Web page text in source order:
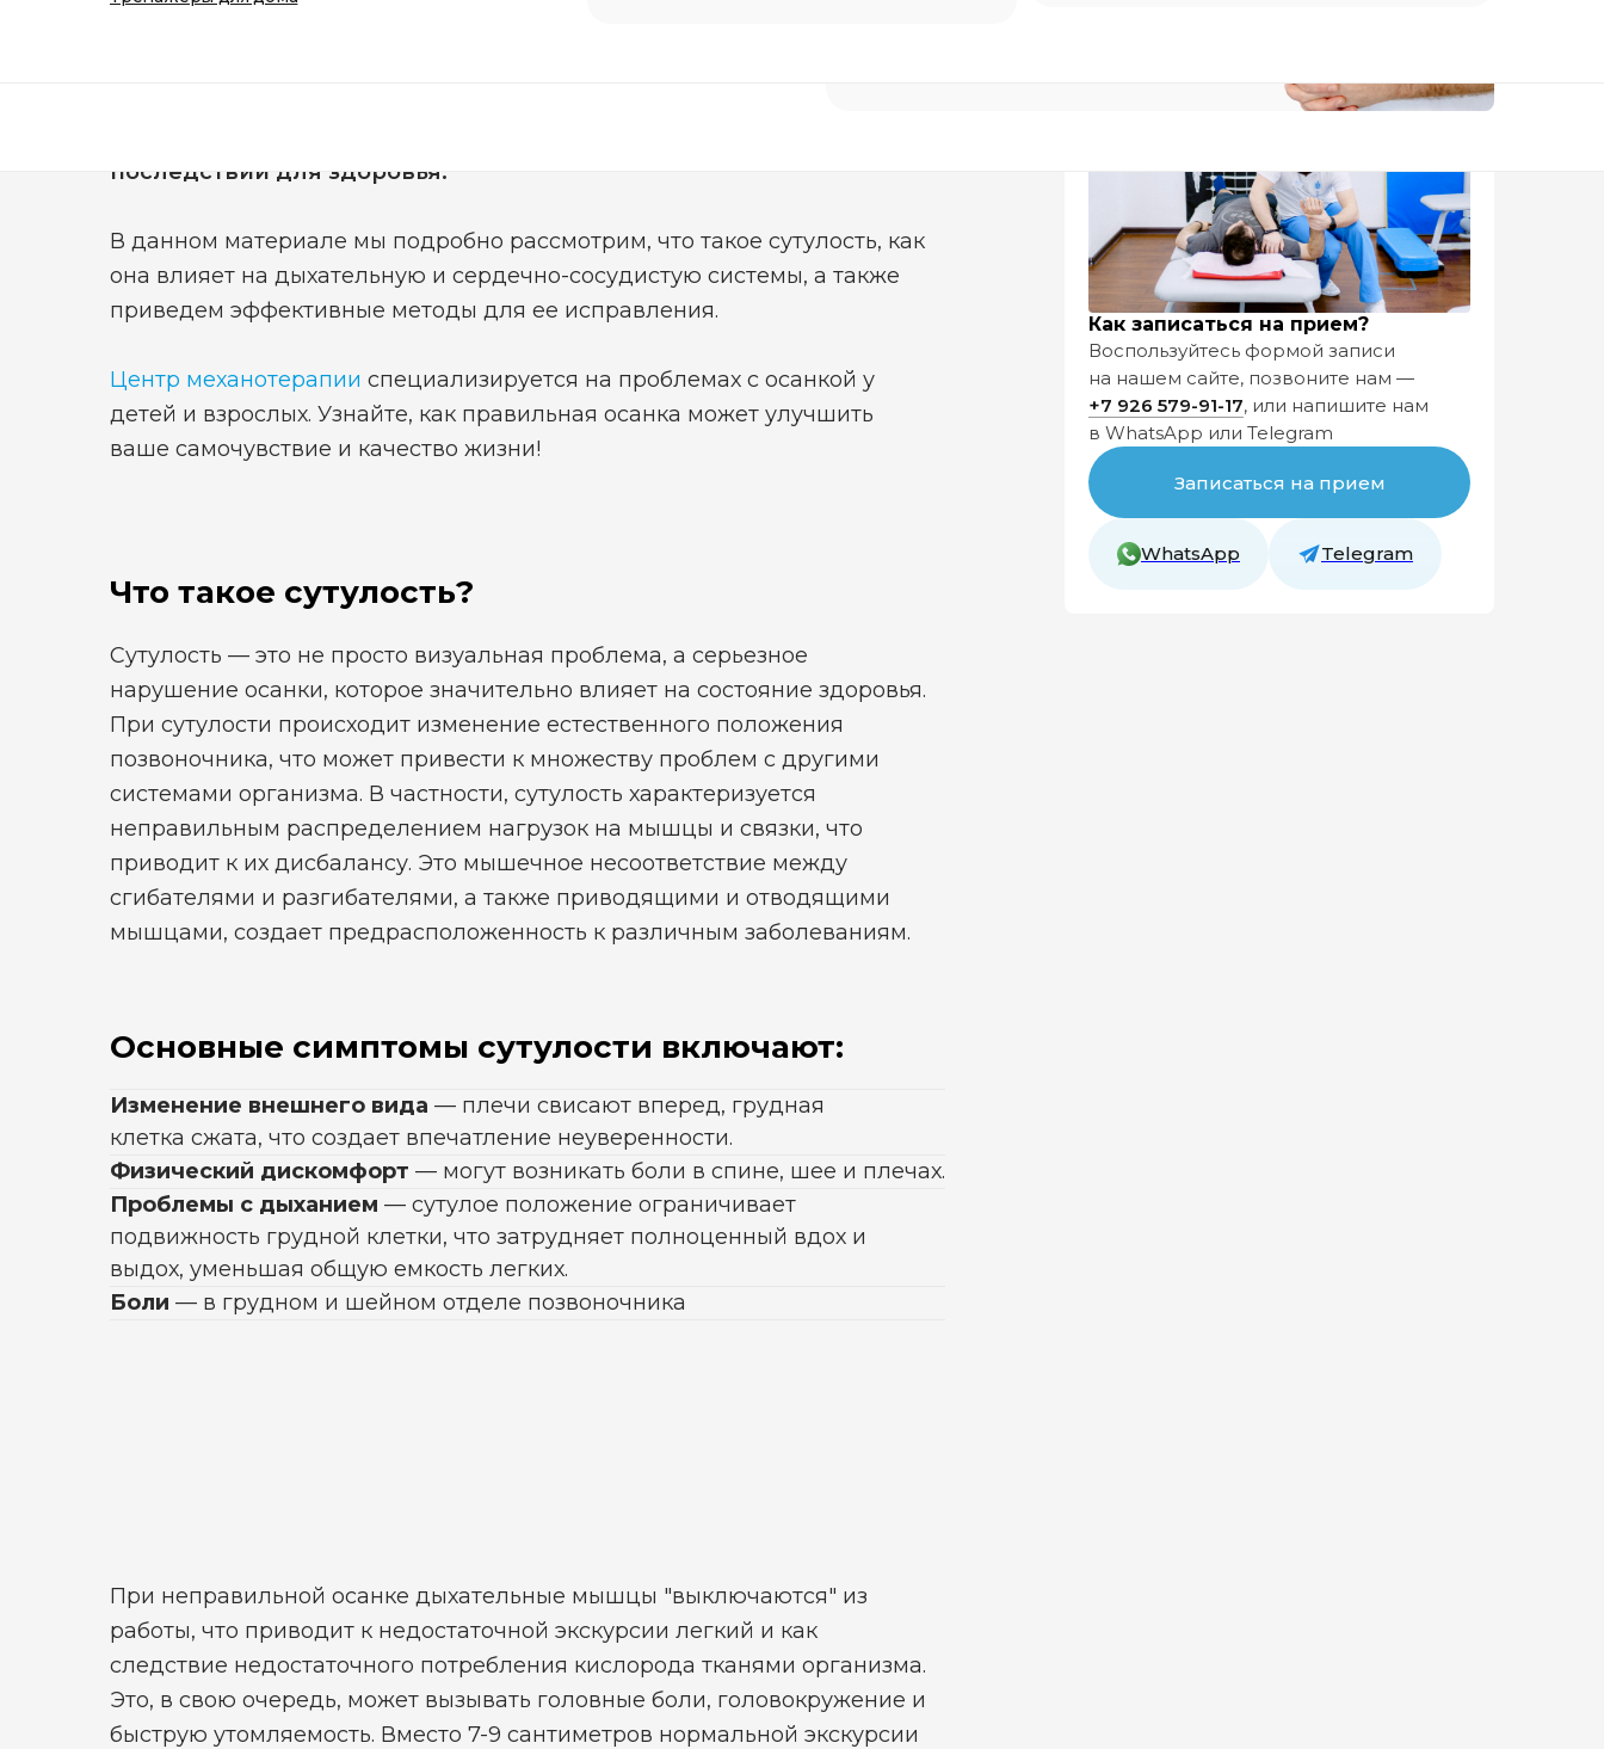
Основные симптомы сутулости включают:
Сутулость — это не просто визуальная проблема, а серьезное
нарушение осанки, которое значительно влияет на состояние здоровья.
При сутулости происходит изменение естественного положения
позвоночника, что может привести к множеству проблем с другими
системами организма. В частности, сутулость характеризуется
неправильным распределением нагрузок на мышцы и связки, что
приводит к их дисбалансу. Это мышечное несоответствие между
сгибателями и разгибателями, а также приводящими и отводящими
мышцами, создает предрасположенность к различным заболеваниям.
последствий для здоровья.
В данном материале мы подробно рассмотрим, что такое сутулость, как
она влияет на дыхательную и сердечно-сосудистую системы, а также
приведем эффективные методы для ее исправления.
Центр механотерапии специализируется на проблемах с осанкой у
детей и взрослых. Узнайте, как правильная осанка может улучшить
ваше самочувствие и качество жизни!
Что такое сутулость?
Изменение внешнего вида — плечи свисают вперед, грудная
клетка сжата, что создает впечатление неуверенности.
Физический дискомфорт — могут возникать боли в спине, шее и плечах.
Проблемы с дыханием — сутулое положение ограничивает
подвижность грудной клетки, что затрудняет полноценный вдох и
выдох, уменьшая общую емкость легких.
Боли — в грудном и шейном отделе позвоночника
При неправильной осанке дыхательные мышцы "выключаются" из
работы, что приводит к недостаточной экскурсии легкий и как
следствие недостаточного потребления кислорода тканями организма.
Это, в свою очередь, может вызывать головные боли, головокружение и
быструю утомляемость. Вместо 7-9 сантиметров нормальной экскурсии
Узнать подробнее
Как записаться на прием?
Воспользуйтесь формой записи
на нашем сайте, позвоните нам —
+7 926 579-91-17, или напишите нам
в WhatsApp или Telegram
Записаться на прием
WhatsApp Telegram